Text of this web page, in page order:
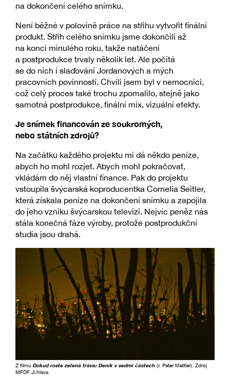
na dokončení celého snímku.
Není běžné v polovině práce na střihu vytvořit finální
produkt. Střih celého snímku jsme dokončili až
na konci minulého roku, takže natáčení
a postprodukce trvaly několik let. Ale počítá
se do nich i slaďování Jordanových a mých
pracovních povinností. Chvíli jsem byl v nemocnici,
což celý proces také trochu zpomalilo, stejně jako
samotná postprodukce, finální mix, vizuální efekty.
Je snímek financován ze soukromých,
nebo státních zdrojů?
Na začátku každého projektu mi dá někdo peníze,
abych ho mohl rozjet. Abych mohl pokračovat,
vkládám do něj vlastní finance. Pak do projektu
vstoupila švýcarská koproducentka Cornelia Seitler,
která získala peníze na dokončení snímku a zapojila
do jeho vzniku švýcarskou televizi. Nejvíc peněz nás
stála konečná fáze výroby, protože postprodukční
studia jsou drahá.
Z filmu Dokud roste zelená tráva: Deník v sedmi částech (r. Peter Mettler). Zdroj
MFDF Ji.hlava